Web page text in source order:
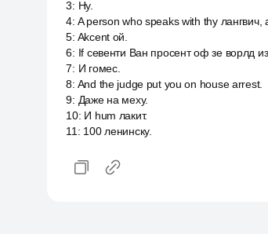
3: Ну.
4: A person who speaks with thy лангвич,
5: Akcent ой.
6: If севенти Ван просент оф зе ворлд
7: И гомес.
8: And the judge put you on house arrest.
9: Даже на меху.
10: И hum лакит.
11 : 100 ленинску.